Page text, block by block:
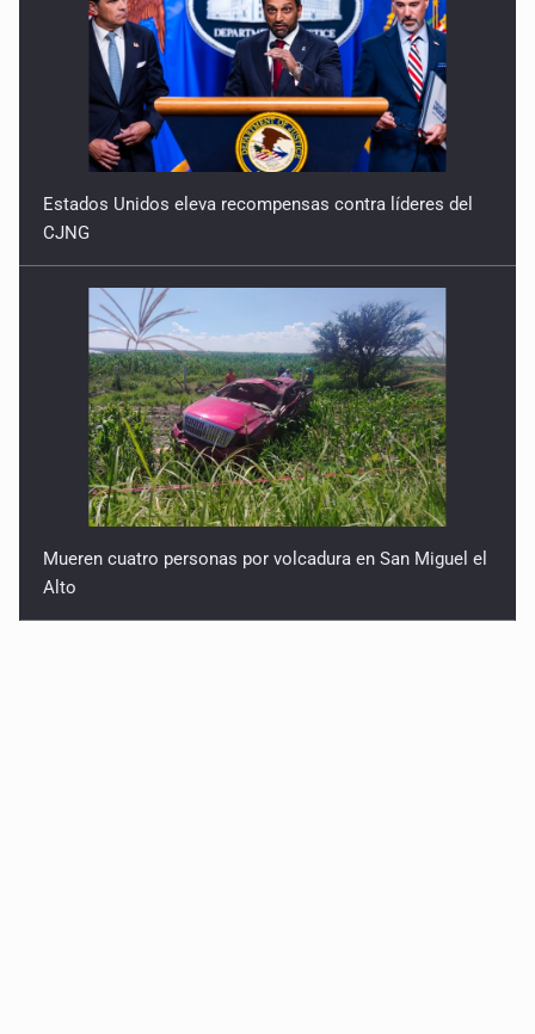
Estados Unidos eleva recompensas contra líderes del
CJNG
Mueren cuatro personas por volcadura en San Miguel el
Alto